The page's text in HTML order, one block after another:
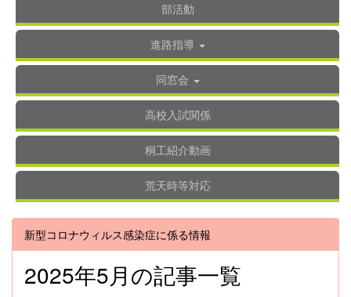
部活動
進路指導
同窓会
高校入試関係
桐工紹介動画
荒天時等対応
新型コロナウィルス感染症に係る情報
2025年5月の記事一覧